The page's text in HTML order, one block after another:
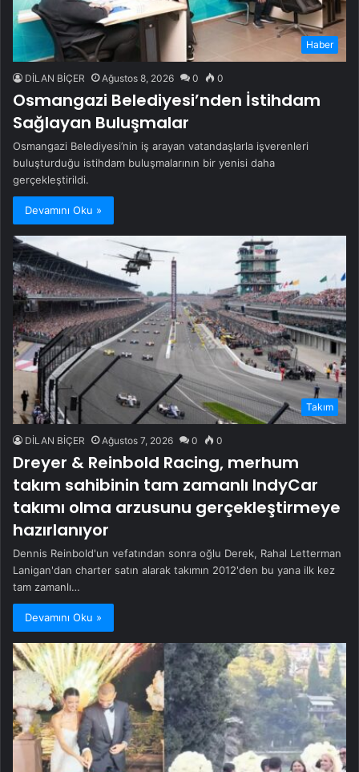
Haber
DİLAN BİÇER Ağustos 8, 2026 0 0
Osmangazi Belediyesi’nden İstihdam
Sağlayan Buluşmalar
Osmangazi Belediyesi’nin iş arayan vatandaşlarla işverenleri
buluşturduğu istihdam buluşmalarının bir yenisi daha
gerçekleştirildi.
Devamını Oku »
Takım
DİLAN BİÇER Ağustos 7, 2026 0 0
Dreyer & Reinbold Racing, merhum
takım sahibinin tam zamanlı IndyCar
takımı olma arzusunu gerçekleştirmeye
hazırlanıyor
Dennis Reinbold'un vefatından sonra oğlu Derek, Rahal Letterman
Lanigan'dan charter satın alarak takımın 2012'den bu yana ilk kez
tam zamanlı…
Devamını Oku »